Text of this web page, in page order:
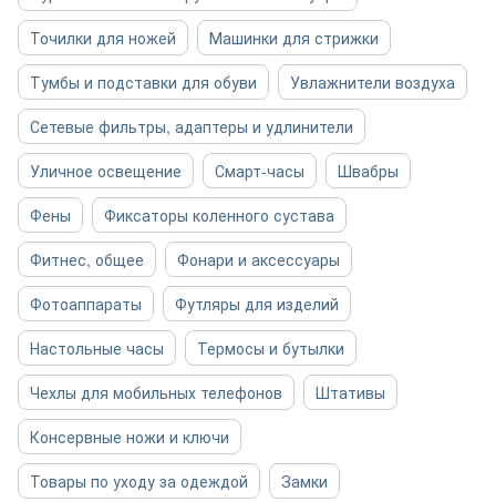
Точилки для ножей
Машинки для стрижки
Тумбы и подставки для обуви
Увлажнители воздуха
Сетевые фильтры, адаптеры и удлинители
Уличное освещение
Смарт-часы
Швабры
Фены
Фиксаторы коленного сустава
Фитнес, общее
Фонари и аксессуары
Фотоаппараты
Футляры для изделий
Настольные часы
Термосы и бутылки
Чехлы для мобильных телефонов
Штативы
Консервные ножи и ключи
Товары по уходу за одеждой
Замки